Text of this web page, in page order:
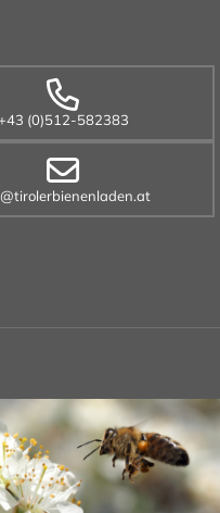
(0)512-582383